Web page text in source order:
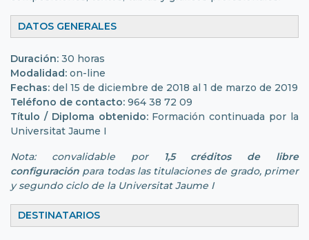
DATOS GENERALES
Duración: 30 horas
Modalidad: on-line
Fechas: del 15 de diciembre de 2018 al 1 de marzo de 2019
Teléfono de contacto: 964 38 72 09
Título / Diploma obtenido:Formación continuada por la
Universitat Jaume I
Nota: convalidable por
1,5 créditos de libre
configuración para todas las titulaciones de grado, primer
y segundo ciclo de la Universitat Jaume I
DESTINATARIOS